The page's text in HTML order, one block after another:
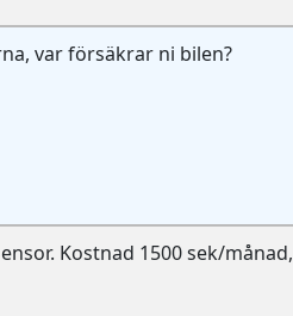
var försäkrar ni bilen?
Kostnad 1500 sek/månad,